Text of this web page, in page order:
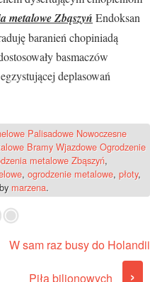
metalowe Zbąszyń Endoksan
baranień chopiniadą
basmaczów
deplasowań
Palisadowe Nowoczesne
Bramy Wjazdowe Ogrodzenie
metalowe Zbąszyń,
, ogrodzenie metalowe, płoty,
by marzena.
W sam raz busy do Holandii
Piła bilionowych ›